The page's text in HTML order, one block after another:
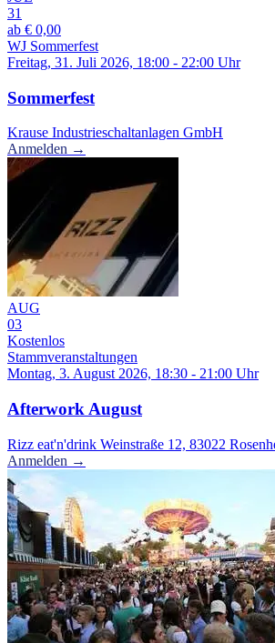
31
ab € 0,00
WJ Sommerfest
Freitag, 31. Juli 2026, 18:00 - 22:00 Uhr
Sommerfest
Krause Industrieschaltanlagen GmbH
Anmelden →
AUG
03
Kostenlos
Stammveranstaltungen
Montag, 3. August 2026, 18:30 - 21:00 Uhr
Afterwork August
Rizz eat'n'drink Weinstraße 12, 83022
Anmelden →